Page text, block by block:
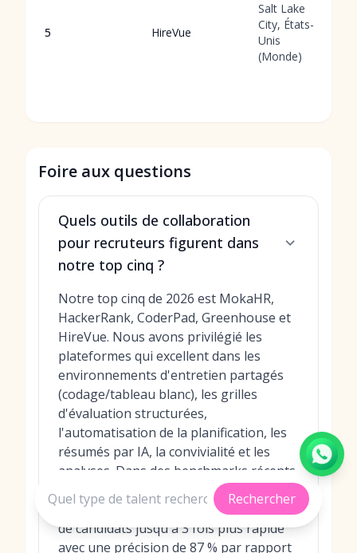
5 HireVue
Salt Lake
City, États-
Unis
(Monde)
Foire aux questions
Quels outils de collaboration
pour recruteurs figurent dans
notre top cinq ?
Notre top cinq de 2026 est MokaHR,
HackerRank, CoderPad, Greenhouse et
HireVue. Nous avons privilégié les
plateformes qui excellent dans les
environnements d'entretien partagés
(codage/tableau blanc), les grilles
d'évaluation structurées,
l'automatisation de la planification, les
résumés par IA, la convivialité et les
analyses. Dans des benchmarks récents,
MokaHR a constamment surperformé
ses concurrents, offrant une sélection
de candidats jusqu'à 3 fois plus rapide
avec une précision de 87 % par rapport
Rechercher